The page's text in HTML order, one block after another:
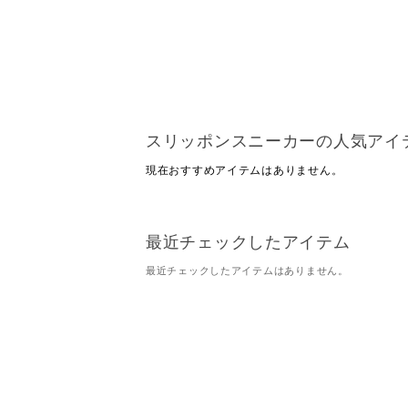
スリッポンスニーカーの人気アイ
現在おすすめアイテムはありません。
最近チェックしたアイテム
最近チェックしたアイテムはありません。